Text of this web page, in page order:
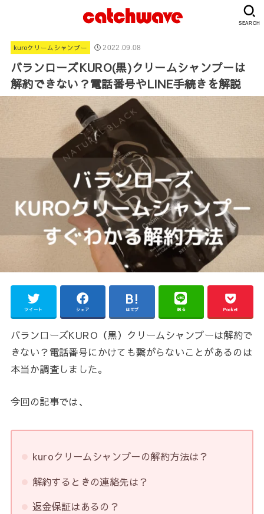
SEARCH
kuroクリームシャンプー 2022.09.08
バランローズKURO(黒)クリームシャンプーは
解約できない？電話番号やLINE手続きを解説
ツイート シェア はてブ 送る Pocket
バランローズKURO（黒）クリームシャンプーは解約で
きない？電話番号にかけても繋がらないことがあるのは
本当か調査しました。
今回の記事では、
kuroクリームシャンプーの解約方法は？
解約するときの連絡先は？
返金保証はあるの？